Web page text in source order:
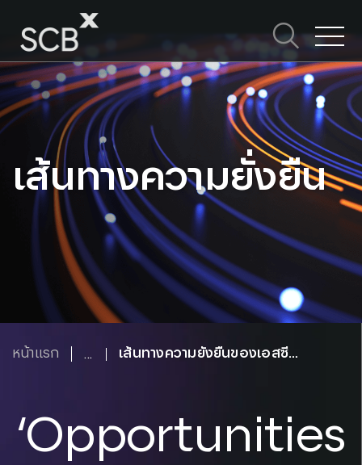
content
ค้นหาใน SCBX
Search
เส้นทางความยั่งยืน
หน้าแรก เส้นทางความยั่งยืนของเอสซีบี เอกซ์
‘Opportunities